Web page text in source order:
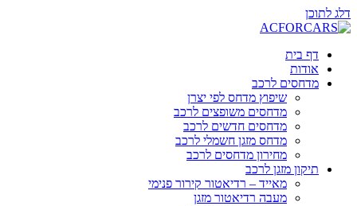
דלג לתוכן
דף בית
אודות
מדחסים לרכב
שיפוץ מדחס לפי יצרן
מדחסים משופצים לרכב
מדחסים חדשים לרכב
מדחס מזגן חשמלי לרכב
מחירון מדחסים לרכב
תיקון מזגן לרכב
מאייד – רדיאטור קירור פנימי
מעבה רדיאטור מזגן